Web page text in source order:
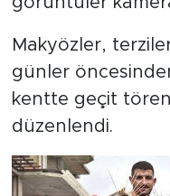
Makyözler,
günler öncesinden
kentte geçit
düzenlendi.